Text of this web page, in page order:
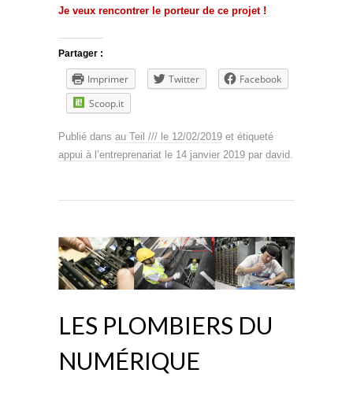
Je veux rencontrer le porteur de ce projet !
Partager :
Imprimer Twitter
Facebook
Scoop.it
Publié dans au Teil /// le 12/02/2019 et étiqueté
appui à l’entreprenariat le 14 janvier 2019 par david.
LES PLOMBIERS DU
NUMÉRIQUE